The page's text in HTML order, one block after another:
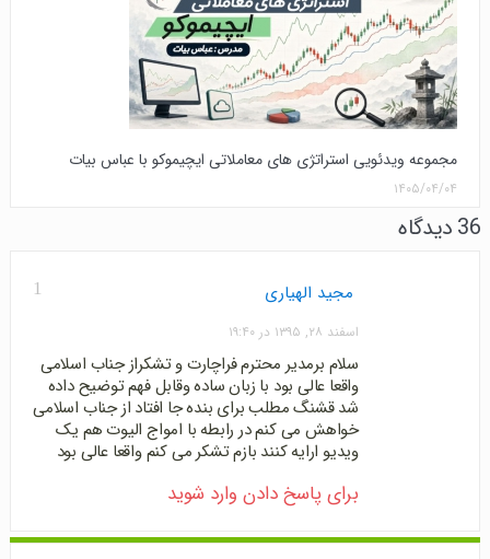
مجموعه ویدئویی استراتژی های معاملاتی ایچیموکو با عباس بیات
۱۴۰۵/۰۴/۰۴
36 دیدگاه
1 مجید الهیاری
اسفند ۲۸, ۱۳۹۵ در ۱۹:۴۰
سلام برمدیر محترم فراچارت و تشکراز جناب اسلامی
واقعا عالی بود با زبان ساده وقابل فهم توضیح داده
شد قشنگ مطلب برای بنده جا افتاد از جناب اسلامی
خواهش می کنم در رابطه با امواج الیوت هم یک
ویدیو ارایه کنند بازم تشکر می کنم واقعا عالی بود
برای پاسخ دادن وارد شوید